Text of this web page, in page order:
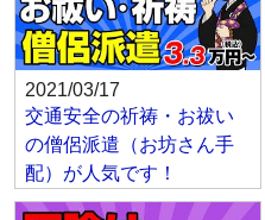
2021/03/17
交通安全の祈祷・お祓い
の僧侶派遣（お坊さん手
配）が人気です！